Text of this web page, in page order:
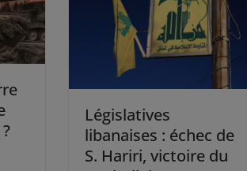
Législatives
libanaises : échec de
S. Hariri, victoire du